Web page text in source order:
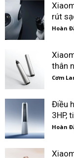
rút
Hoàn
thân
Cơm
Điều
3HP,
Hoàn